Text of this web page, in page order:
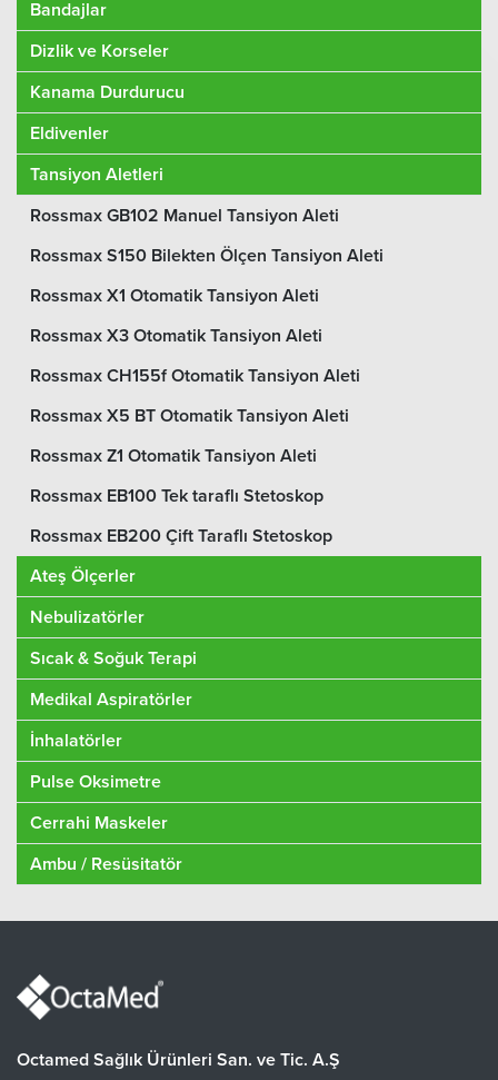
Bandajlar
Dizlik ve Korseler
Kanama Durdurucu
Eldivenler
Tansiyon Aletleri
Rossmax GB102 Manuel Tansiyon Aleti
Rossmax S150 Bilekten Ölçen Tansiyon Aleti
Rossmax X1 Otomatik Tansiyon Aleti
Rossmax X3 Otomatik Tansiyon Aleti
Rossmax CH155f Otomatik Tansiyon Aleti
Rossmax X5 BT Otomatik Tansiyon Aleti
Rossmax Z1 Otomatik Tansiyon Aleti
Rossmax EB100 Tek taraflı Stetoskop
Rossmax EB200 Çift Taraflı Stetoskop
Ateş Ölçerler
Nebulizatörler
Sıcak & Soğuk Terapi
Medikal Aspiratörler
İnhalatörler
Pulse Oksimetre
Cerrahi Maskeler
Ambu / Resüsitatör
Octamed Sağlık Ürünleri San. ve Tic. A.Ş